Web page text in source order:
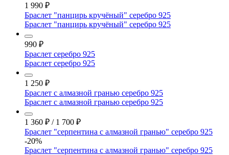
1 990 ₽
Браслет "панцирь кручёный" серебро 925
Браслет "панцирь кручёный" серебро 925
990 ₽
Браслет серебро 925
Браслет серебро 925
1 250 ₽
Браслет с алмазной гранью серебро 925
Браслет с алмазной гранью серебро 925
1 360 ₽ / 1 700 ₽
Браслет "серпентина с алмазной гранью" серебро 925
-20%
Браслет "серпентина с алмазной гранью" серебро 925